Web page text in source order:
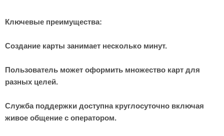
Ключевые преимущества:
Создание карты занимает несколько минут.
Пользователь может оформить множество карт для
разных целей.
Служба поддержки доступна круглосуточно включая
живое общение с оператором.